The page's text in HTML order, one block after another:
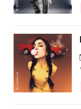
2025 ?
Le concert de
au Zénith Paris -
🎟️ Comment on
Limit en 2025 ?
La billetterie avait